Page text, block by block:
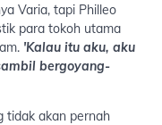
Varia, tapi Philleo
para tokoh utama
'Kalau itu aku, aku
bergoyang-
tidak akan pernah